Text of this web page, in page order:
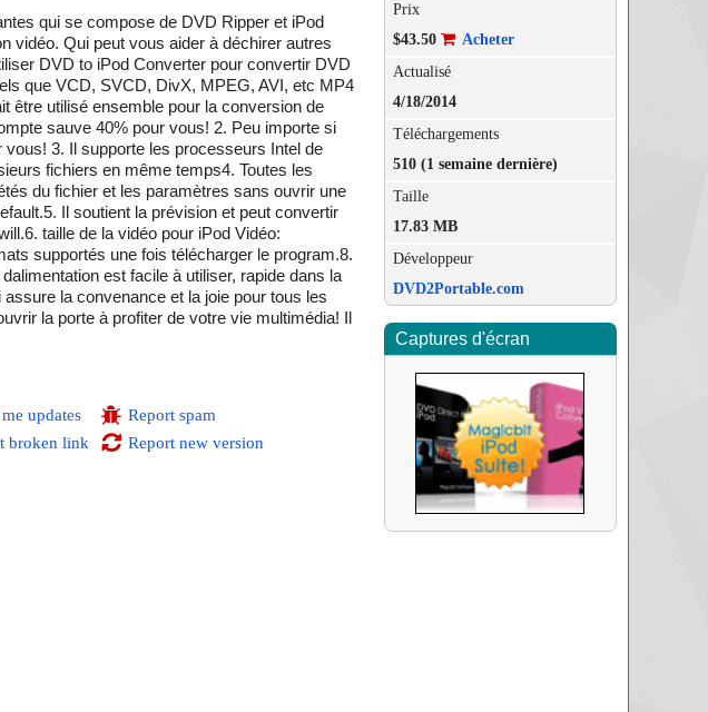
qui se compose de DVD Ripper et iPod
vidéo. Qui peut vous aider à déchirer autres
DVD to iPod Converter pour convertir DVD
que VCD, SVCD, DivX, MPEG, AVI, etc MP4
être utilisé ensemble pour la conversion de
sauve 40% pour vous! 2. Peu importe si
3. Il supporte les processeurs Intel de
fichiers en même temps4. Toutes les
du fichier et les paramètres sans ouvrir une
Il soutient la prévision et peut convertir
taille de la vidéo pour iPod Vidéo:
supportés une fois télécharger le program.8.
est facile à utiliser, rapide dans la
la convenance et la joie pour tous les
la porte à profiter de votre vie multimédia! Il
updates
broken link
Report spam
Report new version
Prix
$43.50
Acheter
Actualisé
4/18/2014
Téléchargements
510 (1 semaine dernière)
Taille
17.83 MB
Développeur
DVD2Portable.com
Captures d'écran